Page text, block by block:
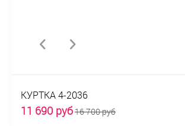
КУРТКА 4-2036
11 690 руб16 700 руб